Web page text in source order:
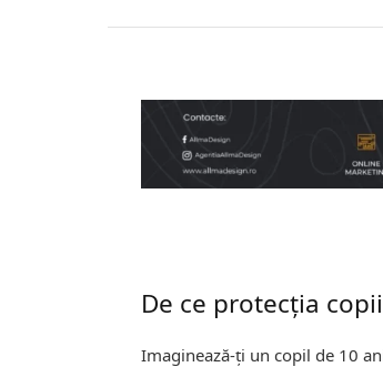
De ce protecția
Imaginează-ți un copil de 10